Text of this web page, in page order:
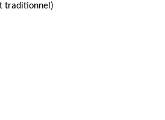
traditionnel)